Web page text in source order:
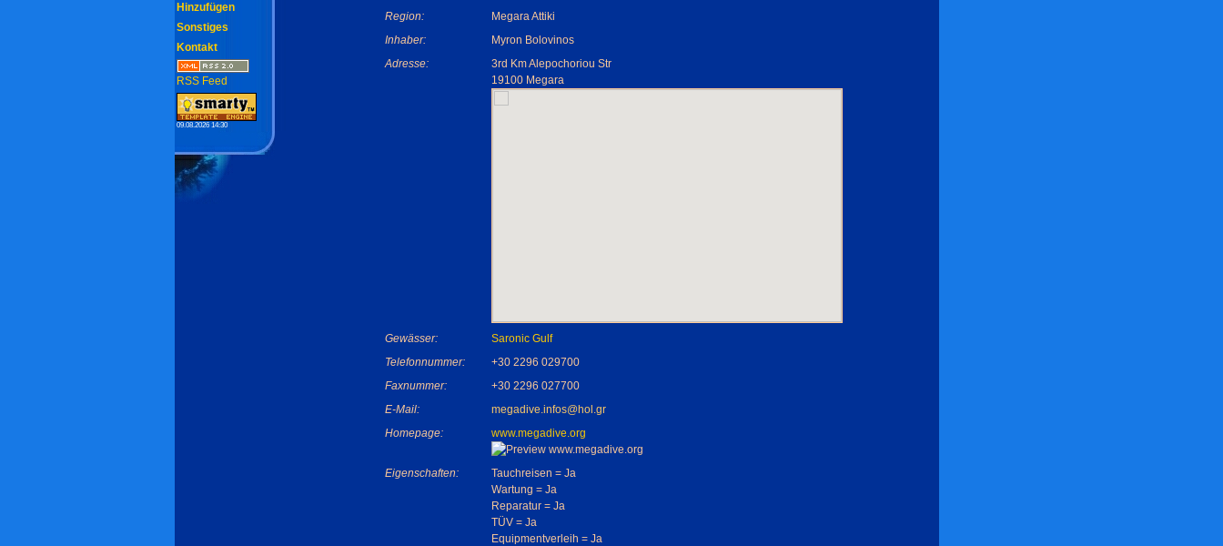
Region:
Megara Attiki
Inhaber:
Myron Bolovinos
Adresse:
3rd Km Alepochoriou Str
19100 Megara
Gewässer:
Saronic Gulf
Telefonnummer:
+30 2296 029700
Faxnummer:
+30 2296 027700
E-Mail:
megadive.infos@hol.gr
Homepage:
www.megadive.org
Eigenschaften:
Tauchreisen = Ja
Wartung = Ja
Reparatur = Ja
TÜV = Ja
Equipmentverleih = Ja
Hinzufügen
Sonstiges
Kontakt
RSS Feed
09.08.2026 14:30